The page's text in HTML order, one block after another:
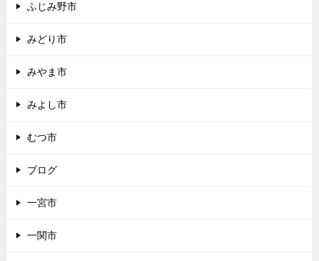
ふじみ野市
みどり市
みやま市
みよし市
むつ市
ブログ
一宮市
一関市